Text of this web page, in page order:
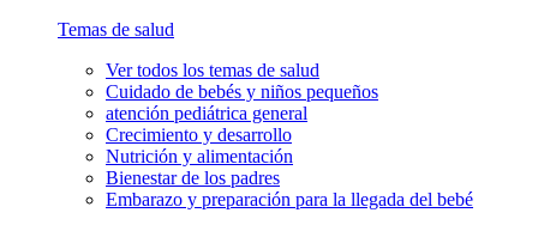
Temas de salud
Ver todos los temas de salud
Cuidado de bebés y niños pequeños
atención pediátrica general
Crecimiento y desarrollo
Nutrición y alimentación
Bienestar de los padres
Embarazo y preparación para la llegada del bebé